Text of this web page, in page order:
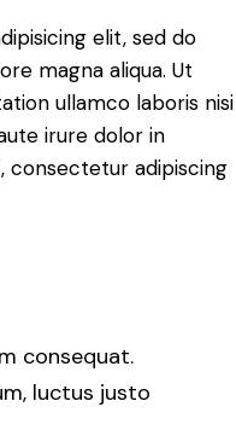
elit, sed do
magna aliqua. Ut
ullamco laboris nisi
irure dolor in
consectetur adipiscing
consequat.
luctus justo